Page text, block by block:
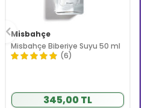
Misbahçe
Misbahçe Biberiye Suyu 50 ml
(6)
345,00 TL